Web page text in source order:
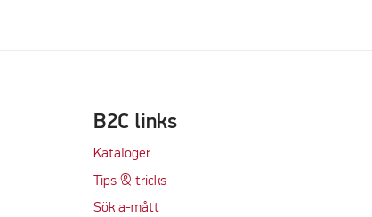
Please accept marketing cookies to watch this video
B2C links
Kataloger
Tips & tricks
Sök a-mått